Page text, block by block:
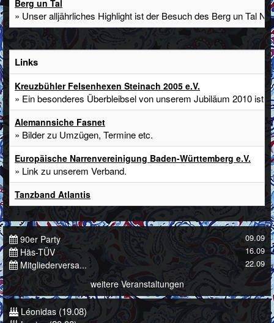
Berg un Tal
» Unser alljährliches Highlight ist der Besuch des Berg un Tal
Links
Kreuzbühler Felsenhexen Steinach 2005 e.V.
» Ein besonderes Überbleibsel von unserem Jubiläum 2010 ist
Alemannsiche Fasnet
» Bilder zu Umzügen, Termine etc.
Europäische Narrenvereinigung Baden-Württemberg e.V.
» Link zu unserem Verband.
Tanzband Atlantis
90er Party 09.09
Häs-TÜV 16.09
Mitgliederversa... 22.09
weitere Veranstaltungen
Léonidas (19.08)